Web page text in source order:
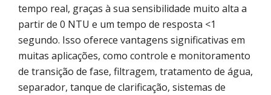
tempo real, graças à sua sensibilidade muito alta a
partir de 0 NTU e um tempo de resposta <1
segundo. Isso oferece vantagens significativas em
muitas aplicações, como controle e monitoramento
de transição de fase, filtragem, tratamento de água,
separador, tanque de clarificação, sistemas de